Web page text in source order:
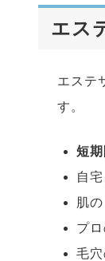
エス
エステ
す。
短期
自
肌の
プ
毛